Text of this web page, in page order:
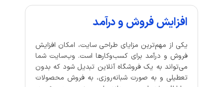
افزایش فروش و درآمد
یکی از مهم‌ترین مزایای طراحی سایت، امکان افزایش
فروش و درآمد برای کسب‌وکارها است. وب‌سایت شما
می‌تواند به یک فروشگاه آنلاین تبدیل شود که بدون
تعطیلی و به صورت شبانه‌روزی، به فروش محصولات